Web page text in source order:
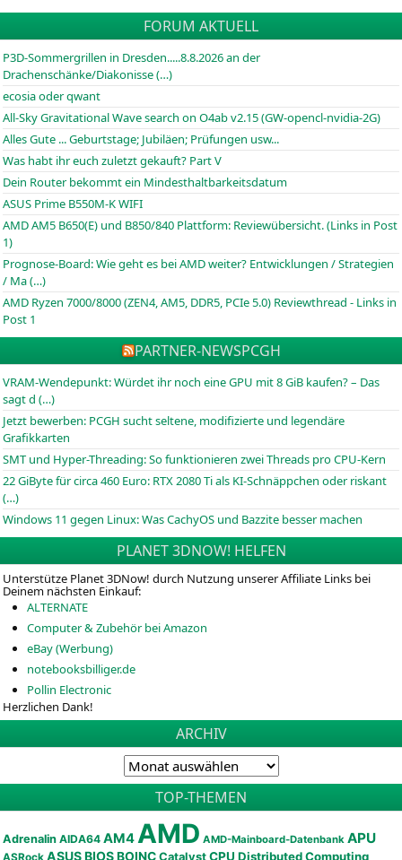
FORUM AKTUELL
P3D-Sommergrillen in Dresden.....8.8.2026 an der
Drachenschänke/Diakonisse (…)
ecosia oder qwant
All-Sky Gravitational Wave search on O4ab v2.15 (GW-opencl-nvidia-2G)
Alles Gute ... Geburtstage; Jubiläen; Prüfungen usw...
Was habt ihr euch zuletzt gekauft? Part V
Dein Router bekommt ein Mindesthaltbarkeitsdatum
ASUS Prime B550M-K WIFI
AMD AM5 B650(E) und B850/840 Plattform: Reviewübersicht. (Links in Post
1)
Prognose-Board: Wie geht es bei AMD weiter? Entwicklungen / Strategien
/ Ma (…)
AMD Ryzen 7000/8000 (ZEN4, AM5, DDR5, PCIe 5.0) Reviewthread - Links in
Post 1
PARTNER-NEWSPCGH
VRAM-Wendepunkt: Würdet ihr noch eine GPU mit 8 GiB kaufen? – Das
sagt d (…)
Jetzt bewerben: PCGH sucht seltene, modifizierte und legendäre
Grafikkarten
SMT und Hyper-Threading: So funktionieren zwei Threads pro CPU-Kern
22 GiByte für circa 460 Euro: RTX 2080 Ti als KI-Schnäppchen oder riskant
(…)
Windows 11 gegen Linux: Was CachyOS und Bazzite besser machen
PLANET 3DNOW! HELFEN
Unterstütze Planet 3DNow! durch Nutzung unserer Affiliate Links bei
Deinem nächsten Einkauf:
ALTERNATE
Computer & Zubehör bei Amazon
eBay (Werbung)
notebooksbilliger.de
Pollin Electronic
Herzlichen Dank!
ARCHIV
TOP-THEMEN
Adrenalin AIDA64 AM4AMD AMD-Mainboard-Datenbank APU
ASUSBIOSBOINC Catalyst CPU Distributed Computing